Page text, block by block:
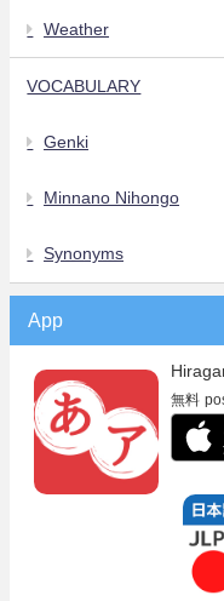
Weather
VOCABULARY
Genki
Minnano Nihongo
Synonyms
App
無料